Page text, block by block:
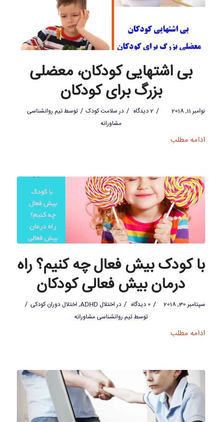
بی اشتهایی کودکان، معضلی
بزرگ برای کودکان
نوامبر 11, 2018 / 2 دیدگاه / درسلامت کودک / توسطتیم روانشناسی
مشاورانه
ادامه مطلب
با کودک بیش فعال چه کنیم؟ راه
درمان بیش فعالی کودکان
سپتامبر 30, 2018 / 0 دیدگاه / در اختلال ADHD , اختلال دوران کودکی /
توسطتیم روانشناسی مشاورانه
ادامه مطلب